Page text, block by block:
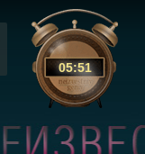
05:51